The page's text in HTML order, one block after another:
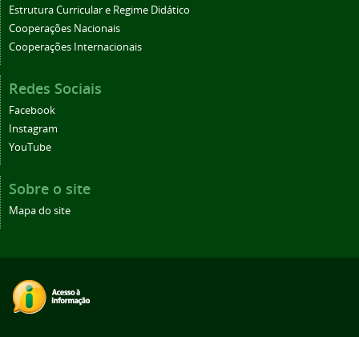
Estrutura Curricular e Regime Didático
Cooperações Nacionais
Cooperações Internacionais
Redes Sociais
Facebook
Instagram
YouTube
Sobre o site
Mapa do site